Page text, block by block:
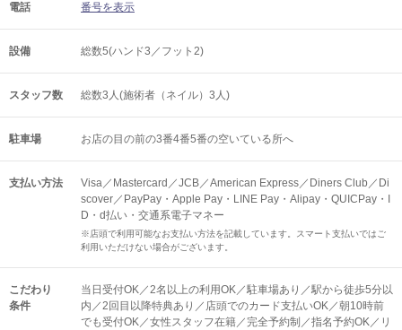
電話 番号を表示
設備 総数5(ハンド3／フット2)
スタッフ数 総数3人(施術者（ネイル）3人)
駐車場 お店の目の前の3番4番5番の空いている所へ
支払い方法
Visa／Mastercard／JCB／American Express／Diners Club／Di
scover／PayPay・Apple Pay・LINE Pay・Alipay・QUICPay・I
D・d払い・交通系電子マネー
※店頭で利用可能なお支払い方法を記載しています。スマート支払いではご
利用いただけない場合がございます。
こだわり
条件
当日受付OK／2名以上の利用OK／駐車場あり／駅から徒歩5分以
内／2回目以降特典あり／店頭でのカード支払いOK／朝10時前
でも受付OK／女性スタッフ在籍／完全予約制／指名予約OK／リ